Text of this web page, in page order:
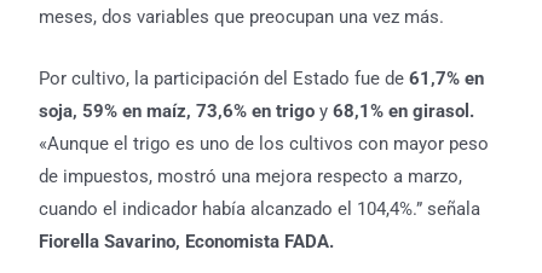
meses, dos variables que preocupan una vez más.
Por cultivo, la participación del Estado fue de61,7% en
soja, 59% en maíz, 73,6% en trigoy 68,1% en girasol.
«Aunque el trigo es uno de los cultivos con mayor peso
de impuestos, mostró una mejora respecto a marzo,
cuando el indicador había alcanzado el 104,4%.” señala
Fiorella Savarino, Economista FADA.